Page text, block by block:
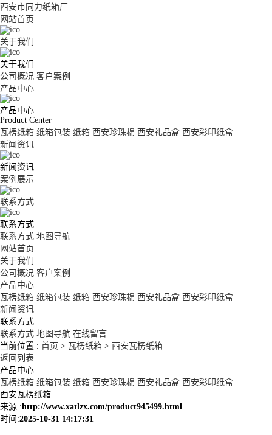
西安市同力纸箱厂
网站首页
关于我们
关于我们
公司概况 客户案例
产品中心
产品中心
Product Center
瓦楞纸箱 纸箱包装 纸箱 西安珍珠棉 西安礼品盒 西安彩印纸盒
新闻资讯
新闻资讯
案例展示
联系方式
联系方式
联系方式 地图导航
网站首页
关于我们
公司概况 客户案例
产品中心
瓦楞纸箱 纸箱包装 纸箱 西安珍珠棉 西安礼品盒 西安彩印纸盒
新闻资讯
联系方式
联系方式 地图导航 在线留言
当前位置 : 首页 > 瓦楞纸箱 > 西安瓦楞纸箱
返回列表
产品中心
瓦楞纸箱 纸箱包装 纸箱 西安珍珠棉 西安礼品盒 西安彩印纸盒
西安瓦楞纸箱
来源 :http://www.xatlzx.com/product945499.html
时间:2025-10-31 14:17:31